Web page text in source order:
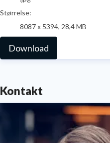
Størrelse:
8087 x 5394, 28,4 MB
Download
Kontakt